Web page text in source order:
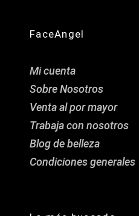
FaceAngel
Mi cuenta
Sobre Nosotros
Venta al por mayor
Trabaja con nosotros
Blog de belleza
Condiciones generales